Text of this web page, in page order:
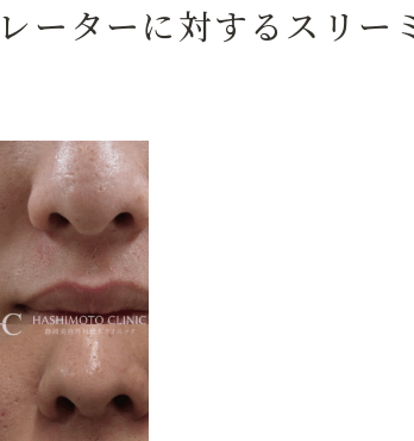
ーターに対するスリー